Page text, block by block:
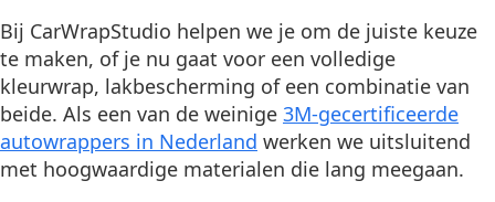
Bij CarWrapStudio helpen we je om de juiste keuze
te maken, of je nu gaat voor een volledige
kleurwrap, lakbescherming of een combinatie van
beide. Als een van de weinige 3M-gecertificeerde
autowrappers in Nederland werken we uitsluitend
met hoogwaardige materialen die lang meegaan.